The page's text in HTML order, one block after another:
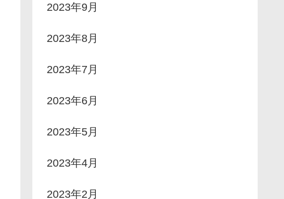
2023年9月
2023年8月
2023年7月
2023年6月
2023年5月
2023年4月
2023年2月